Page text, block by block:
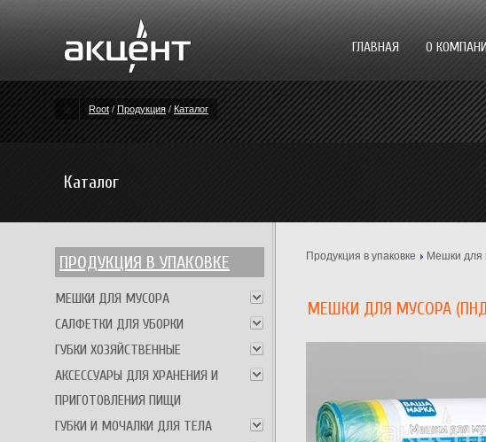
ГЛАВНАЯ О
Root / Продукция / Каталог
Каталог
ПРОДУКЦИЯ В УПАКОВКЕ
МЕШКИ ДЛЯ МУСОРА
САЛФЕТКИ ДЛЯ УБОРКИ
ГУБКИ ХОЗЯЙСТВЕННЫЕ
АКСЕССУАРЫ ДЛЯ ХРАНЕНИЯ И
ПРИГОТОВЛЕНИЯ ПИЩИ
ГУБКИ И МОЧАЛКИ ДЛЯ ТЕЛА
Продукция в упаковке Мешки для
МЕШКИ ДЛЯ МУСОРА